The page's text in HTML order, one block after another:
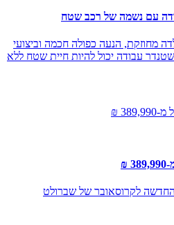
עם נשמה של רכב שטח
מחוזקת, הנעה כפולה חכמה וביצועי
עבודה יכול להיות חיית שטח ללא
לקרוסאובר של שברולט